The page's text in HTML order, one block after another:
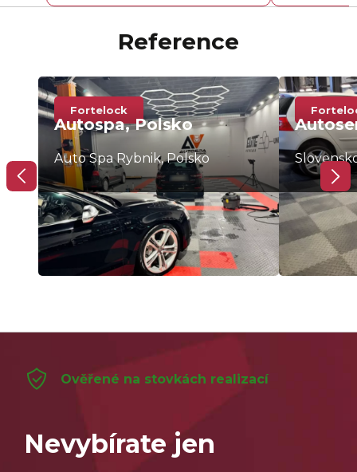
Reference
Fortelock
Autospa, Polsko
Auto Spa Rybnik, Polsko
Ověřené na stovkách realizací
Nevybírate jen